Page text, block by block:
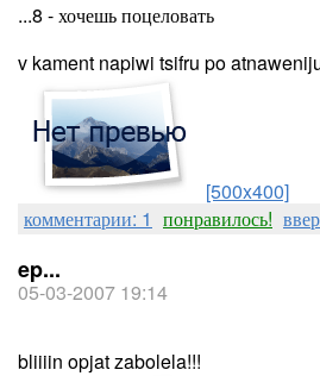
...8 - хочешь поцеловать
v kament napiwi tsifru po
[500x400]
комментарии: 1 понравилось!
ep...
05-03-2007 19:14
bliiiin opjat zabolela!!!